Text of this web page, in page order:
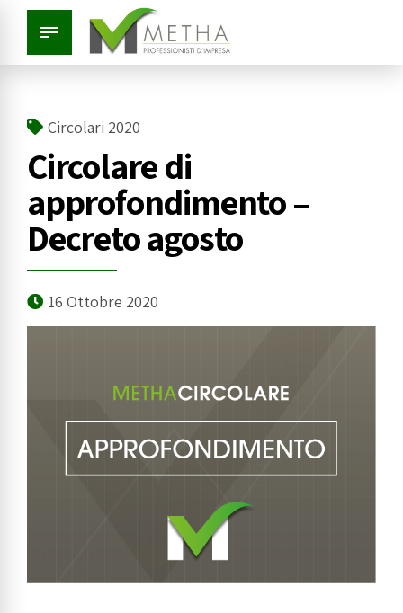
Circolari 2020
Circolare di
approfondimento –
Decreto agosto
16 Ottobre 2020